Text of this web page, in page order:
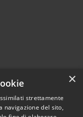
×
strettamente
navigazione del sito,